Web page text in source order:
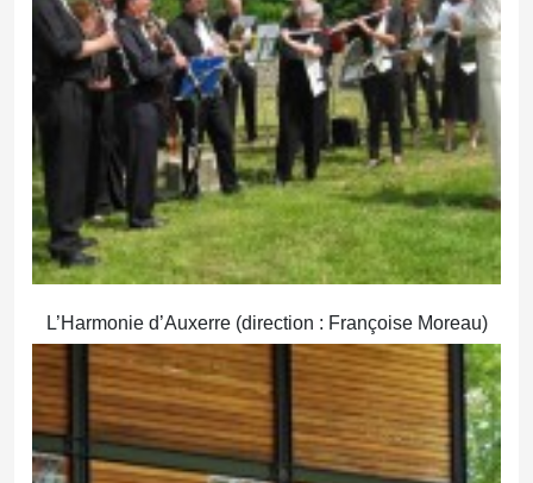
L’Harmonie d’Auxerre (direction : Françoise Moreau)